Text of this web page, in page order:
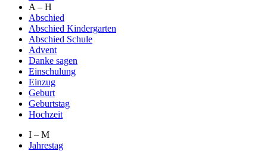
A – H
Abschied
Abschied Kindergarten
Abschied Schule
Advent
Danke sagen
Einschulung
Einzug
Geburt
Geburtstag
Hochzeit
I – M
Jahrestag